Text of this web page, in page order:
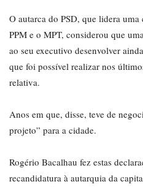
O autarca do PSD, que lidera
PPM e o MPT, considerou que
ao seu executivo desenvolver
que foi possível realizar nos
relativa.
Anos em que, disse, teve de
projeto” para a cidade.
Rogério Bacalhau fez estas
recandidatura à autarquia da